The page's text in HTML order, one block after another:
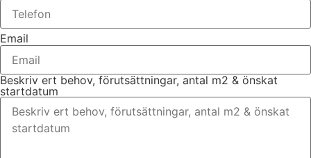
Email
Beskriv ert behov, förutsättningar, antal m2 & önskat
startdatum